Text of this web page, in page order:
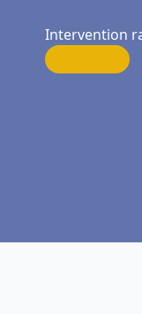
Intervention